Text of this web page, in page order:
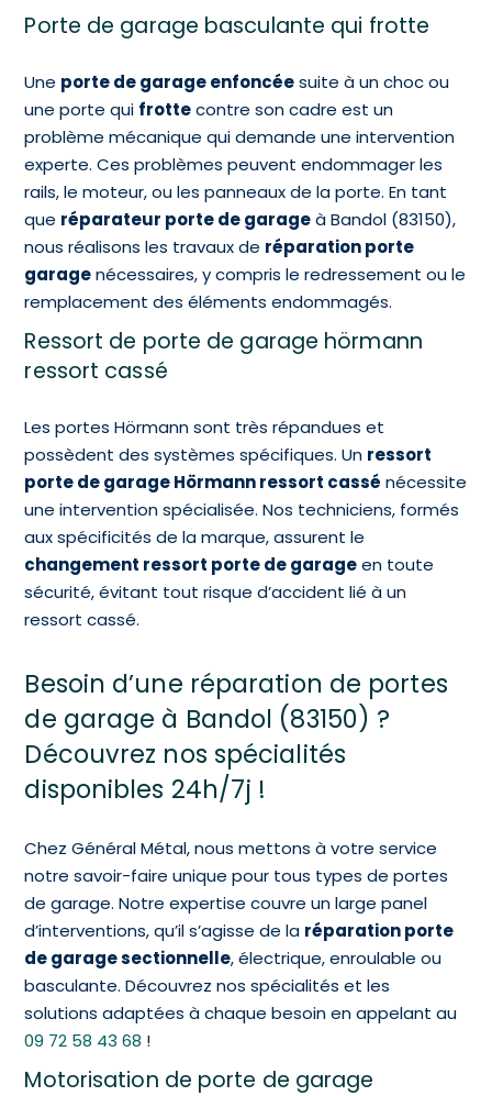
Porte de garage basculante qui frotte
Une porte de garage enfoncéesuite à un choc ou
une porte qui frottecontre son cadre est un
problème mécanique qui demande une intervention
experte. Ces problèmes peuvent endommager les
rails, le moteur, ou les panneaux de la porte. En tant
que réparateur porte de garageà Bandol (83150),
nous réalisons les travaux de réparation porte
garagenécessaires, y compris le redressement ou le
remplacement des éléments endommagés.
Ressort de porte de garage hörmann
ressort cassé
Les portes Hörmann sont très répandues et
possèdent des systèmes spécifiques. Un ressort
porte de garage Hörmann ressort cassé nécessite
une intervention spécialisée. Nos techniciens, formés
aux spécificités de la marque, assurent le
changement ressort porte de garageen toute
sécurité, évitant tout risque d’accident lié à un
ressort cassé.
Besoin d’une réparation de portes
de garage à Bandol (83150) ?
Découvrez nos spécialités
disponibles 24h/7j !
Chez Général Métal, nous mettons à votre service
notre savoir-faire unique pour tous types de portes
de garage. Notre expertise couvre un large panel
d’interventions, qu’il s’agisse de la réparation porte
de garage sectionnelle, électrique, enroulable ou
basculante. Découvrez nos spécialités et les
solutions adaptées à chaque besoin en appelant au
09 72 58 43 68 !
Motorisation de porte de garage